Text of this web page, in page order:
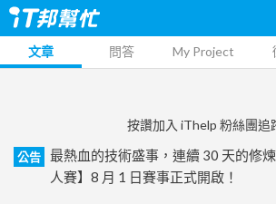
文章 問答 My Project
按讚加入 iThelp 粉絲團追
公告
最熱血的技術盛事，連續 30 天的修
人賽】8 月 1 日賽事正式開啟！